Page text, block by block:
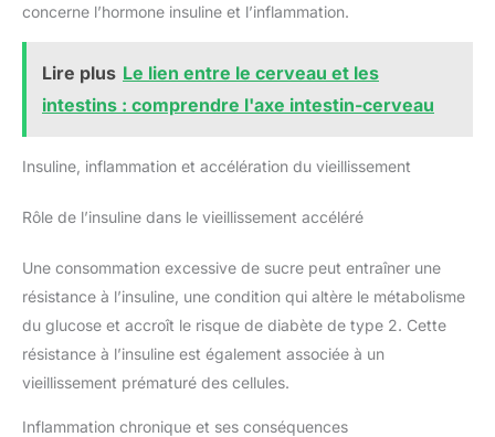
concerne l’hormone insuline et l’inflammation.
Lire plus Le lien entre le cerveau et les
intestins : comprendre l'axe intestin-cerveau
Insuline, inflammation et accélération du vieillissement
Rôle de l’insuline dans le vieillissement accéléré
Une consommation excessive de sucre peut entraîner une
résistance à l’insuline, une condition qui altère le métabolisme
du glucose et accroît le risque de diabète de type 2. Cette
résistance à l’insuline est également associée à un
vieillissement prématuré des cellules.
Inflammation chronique et ses conséquences